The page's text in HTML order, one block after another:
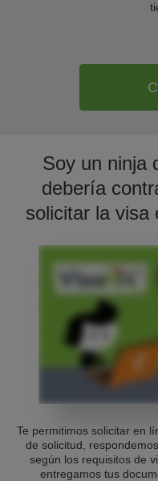
Soy un ninja
debería
solicitar la visa
Te permitimos solicitar en
de solicitud,
según los requisitos de
entregamos tus